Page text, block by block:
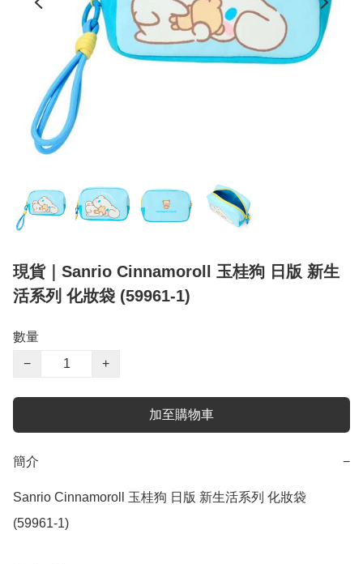
現貨｜Sanrio Cinnamoroll 玉桂狗 日版 新生
活系列 化妝袋 (59961-1)
數量
−
+
加至購物車
簡介 −
Sanrio Cinnamoroll 玉桂狗 日版 新生活系列 化妝袋
(59961-1)